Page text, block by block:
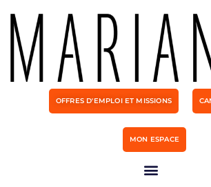
OFFRES D'EMPLOI ET MISSIONS
MON ESPACE